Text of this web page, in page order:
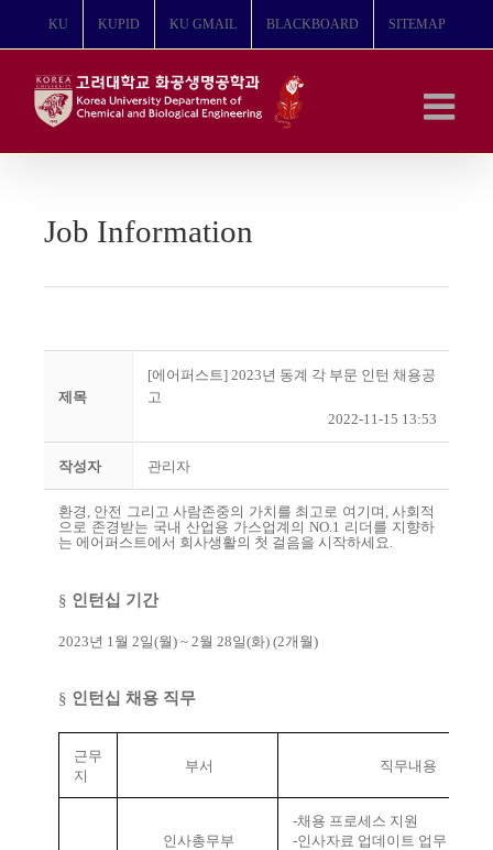
뛰
KU KUPID KU GMAIL BLACKBOARD SITEMAP
Job Information
제목
[에어퍼스트] 2023년 동계 각 부문 인턴 채용공
고
2022-11-15 13:53
작성자 관리자
환경 , 안전 그리고 사람존중의 가치를 최고로 여기며 ,사회적
으로 존경받는 국내 산업용 가스업계의 NO.1 리더를 지향하
는 에어퍼스트에서 회사생활의 첫 걸음을 시작하세요.
§ 인턴십 기간
2023년 1 월 2일(월) ~ 2월 28일(화) (2개월)
§ 인턴십 채용 직무
근무
지
부서 직무내용
인사총무부
-채용 프로세스 지원
-인사자료 업데이트 업무